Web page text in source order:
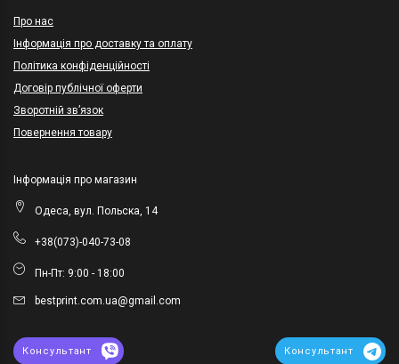
Про нас
Інформація про доставку та оплату
Політика конфіденційності
Договір публічної оферти
Зворотній зв’язок
Повернення товару
Інформація про магазин
Одеса, вул. Польска, 14
+38(073)-040-73-08
Пн-Пт: 9:00 - 18:00
bestprint.com.ua@gmail.com
Консультант Консультант